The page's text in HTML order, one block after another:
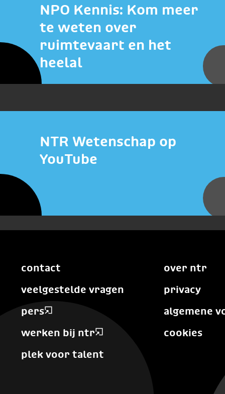
NPO Kennis: Kom meer
te weten over
ruimtevaart en het
heelal
NTR Wetenschap op
YouTube
contact
veelgestelde vragen
pers
werken bij ntr
plek voor talent
over ntr
privacy
algemene
cookies